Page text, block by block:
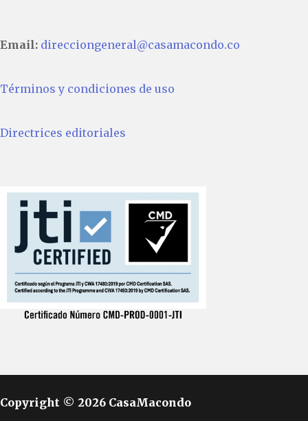
Email: direcciongeneral@casamacondo.co
Términos y condiciones de uso
Directrices editoriales
Copyright © 2026 CasaMacondo